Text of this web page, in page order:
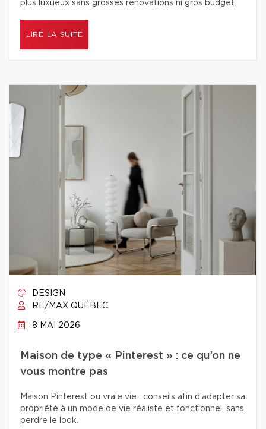
plus luxueux sans grosses rénovations ni gros budget.
LIRE LA SUITE
DESIGN
RE/MAX QUÉBEC
8 MAI 2026
Maison de type « Pinterest » : ce qu’on ne
vous montre pas
Maison Pinterest ou vraie vie : conseils afin d’adapter sa
propriété à un mode de vie réaliste et fonctionnel, sans
perdre le look.